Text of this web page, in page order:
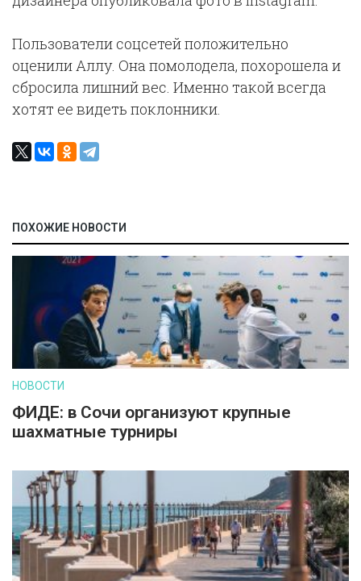
Пользователи соцсетей положительно
оценили Аллу. Она помолодела, похорошела и
сбросила лишний вес. Именно такой всегда
хотят ее видеть поклонники.
ПОХОЖИЕ НОВОСТИ
НОВОСТИ
ФИДЕ: в Сочи организуют крупные
шахматные турниры